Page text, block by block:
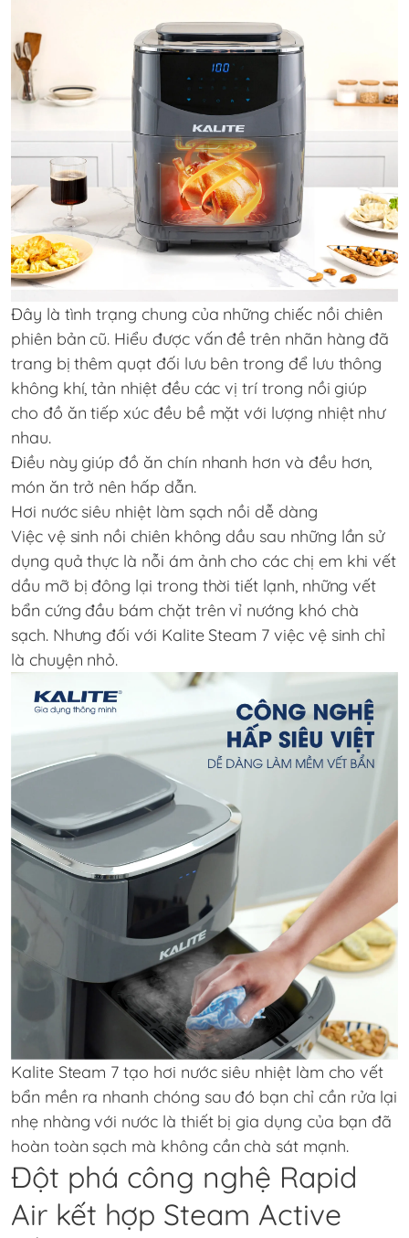
Đây là tình trạng chung của những chiếc nồi chiên
phiên bản cũ. Hiểu được vấn đề trên nhãn hàng đã
trang bị thêm quạt đối lưu bên trong để lưu thông
không khí, tản nhiệt đều các vị trí trong nồi giúp
cho đồ ăn tiếp xúc đều bề mặt với lượng nhiệt như
nhau.
Điều này giúp đồ ăn chín nhanh hơn và đều hơn,
món ăn trở nên hấp dẫn.
Hơi nước siêu nhiệt làm sạch nồi dễ dàng
Việc vệ sinh nồi chiên không dầu sau những lần sử
dụng quả thực là nỗi ám ảnh cho các chị em khi vết
dầu mỡ bị đông lại trong thời tiết lạnh, những vết
bẩn cứng đầu bám chặt trên vỉ nướng khó chà
sạch. Nhưng đối với Kalite Steam 7 việc vệ sinh chỉ
là chuyện nhỏ.
Kalite Steam 7 tạo hơi nước siêu nhiệt làm cho vết
bẩn mền ra nhanh chóng sau đó bạn chỉ cần rửa lại
nhẹ nhàng với nước là thiết bị gia dụng của bạn đã
hoàn toàn sạch mà không cần chà sát mạnh.
Đột phá công nghệ Rapid
Air kết hợp Steam Active